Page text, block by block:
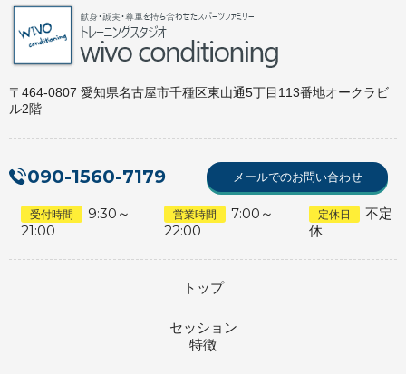
〒464-0807 愛知県名古屋市千種区東山通5丁目113番地オークラビ
ル2階
090-1560-7179 メールでのお問い合わせ
受付時間
9:30～
21:00
営業時間
7:00～
22:00
定休日
不定
休
トップ
セッション
特徴